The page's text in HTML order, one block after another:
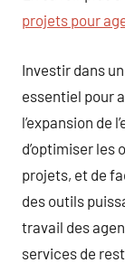
projets pour
Investir dans
essentiel pour
l’expansion de
d’optimiser les
projets, et de
des outils
travail des
services de